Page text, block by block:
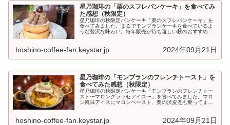
星乃珈琲の「栗のスフレパンケーキ」を食べてみ
た感想（秋限定）
星乃珈琲の秋限定パンケーキ「栗のスフレパンケーキ」を
食べてみました。まるでモンブランケーキを食べているよ
うな贅沢な味わい。毎年販売が待ち遠しい秋のおすすめメ
hoshino-coffee-fan.keystar.jp 2024年09月21日
星乃珈琲の「モンブランのフレンチトースト」を
食べてみた感想（秋限定）
星乃珈琲の秋限定パンケーキ「モンブランのフレンチトー
スト〜マロングラッセアイス〜」を食べてみました。マロ
ン風味アイスにマロンペースト、栗の渋皮煮も乗ってまさ
hoshino-coffee-fan.keystar.jp 2024年09月21日